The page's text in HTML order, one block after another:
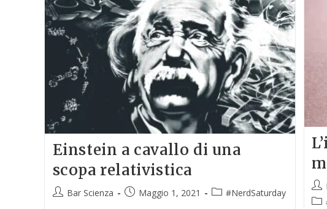
Einstein a cavallo di una
scopa relativistica
Bar Scienza Maggio 1, 2021 #NerdSaturday